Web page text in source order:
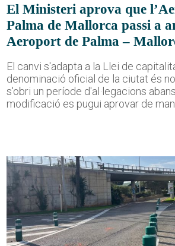
El Ministeri aprova que
Palma de Mallorca passi a
Aeroport de Palma –
El canvi s'adapta a la Llei de
denominació oficial de la ciutat és
s'obri un període d'al·legacions
modificació es pugui aprovar de